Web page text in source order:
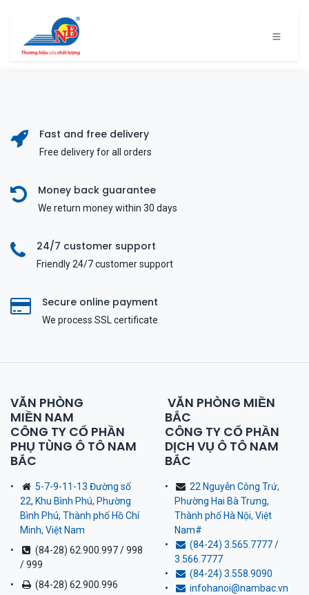
Fast and free delivery
Free delivery for all orders
Money back guarantee
We return money within 30 days
24/7 customer support
Friendly 24/7 customer support
Secure online payment
We process SSL сertificate
VĂN PHÒNG
MIỀN NAM
CÔNG TY CỔ PHẦN
PHỤ TÙNG Ô TÔ NAM
BẮC
5-7-9-11-13 Đường số
22, Khu Bình Phú, Phường
Bình Phú, Thành phố Hồ Chí
Minh, Việt Nam
(84-28) 62.900.997 / 998
/ 999
(84-28) 62.900.996
VĂN PHÒNG MIỀN
BẮC
CÔNG TY CỔ PHẦN
DỊCH VỤ Ô TÔ NAM
BẮC
22 Nguyễn Công Trứ,
Phường Hai Bà Trưng,
Thành phố Hà Nội, Việt
Nam#
(84-24) 3.565.7777 /
3.566.7777
(84-24) 3.558.9090
infohanoi@nambac.vn